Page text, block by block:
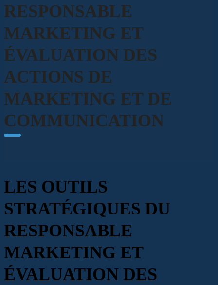
RESPONSABLE
MARKETING ET
ÉVALUATION DES
ACTIONS DE
MARKETING ET DE
COMMUNICATION
LES OUTILS
STRATÉGIQUES DU
RESPONSABLE
MARKETING ET
ÉVALUATION DES